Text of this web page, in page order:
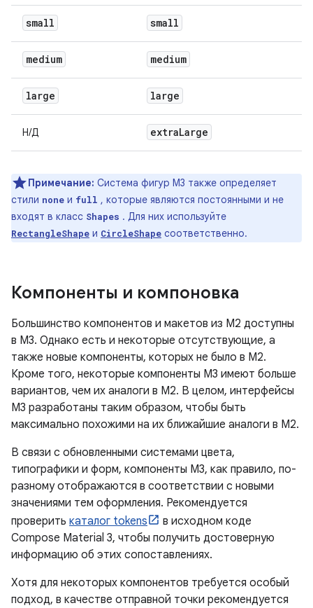
small small
medium medium
large large
Н/Д extraLarge
Примечание: Система фигур M3 также определяет
стили none и full , которые являются постоянными и не
входят в класс Shapes . Для них используйте
RectangleShape и CircleShape соответственно.
Компоненты и компоновка
Большинство компонентов и макетов из M2 доступны
в M3. Однако есть и некоторые отсутствующие, а
также новые компоненты, которых не было в M2.
Кроме того, некоторые компоненты M3 имеют больше
вариантов, чем их аналоги в M2. В целом, интерфейсы
M3 разработаны таким образом, чтобы быть
максимально похожими на их ближайшие аналоги в M2.
В связи с обновленными системами цвета,
типографики и форм, компоненты M3, как правило, по-
разному отображаются в соответствии с новыми
значениями тем оформления. Рекомендуется
проверить каталог tokens
в исходном коде
Compose Material 3, чтобы получить достоверную
информацию об этих сопоставлениях.
Хотя для некоторых компонентов требуется особый
подход, в качестве отправной точки рекомендуется